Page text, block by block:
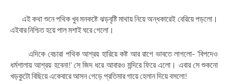
এই কথা শুনে পথিক খুব মনকষ্টে ঝড়বৃষ্টি মাথায় নিয়ে অন্ধকারেই বেরিয়ে পড়লো।
এইবার নিশ্চিত হয়ে পাল মশাই ঘরে গেলো।
এদিকে বেচারা পথিক আশ্রয় হারিয়ে কষ্ট আর রাগে ভাবতে লাগলো- 'বিপদেও
ধর্মশালায় আশ্রয় হবেনা!' সে জিদ ধরে আবারও মন্দিরে ফিরে এলো। এবার সে শুকনো
খড়কুটো বিছিয়ে একেবারে আসন গেড়ে প্রতিমার গায়ে হেলান দিয়ে বসলো!